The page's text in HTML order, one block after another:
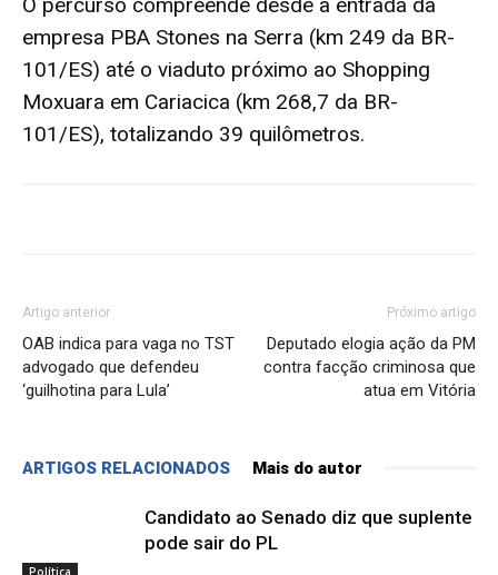
empresa PBA Stones na Serra (km 249 da BR-
101/ES) até o viaduto próximo ao Shopping
Moxuara em Cariacica (km 268,7 da BR-
101/ES), totalizando 39 quilômetros.
Artigo anterior
OAB indica para vaga no TST
advogado que defendeu
‘guilhotina para Lula’
Próximo artigo
Deputado elogia ação da PM
contra facção criminosa que
atua em Vitória
ARTIGOS RELACIONADOS Mais do autor
Política
Candidato ao Senado diz que suplente
pode sair do PL